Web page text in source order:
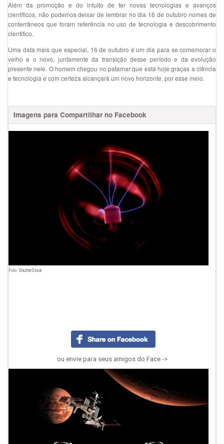
Além da promoção e do intuito de ter novas tecnologias e avanços
científicos, não podemos deixar de lembrar no dia 16 de outubro nomes de
conterrâneos que foram referência no uso de tecnologia e descobrimento
cientifico.
Uma data mais que especial, 16 de outubro é um dia para se comemorar o
velho e o novo, juntamente da transição desse período e da evolução
presente nele. O homem chegou no patamar que está hoje graças a ciência
e tecnologia e com certeza alcançará um novo horizonte, por esse meio.
Imagens para Compartilhar no Facebook
Foto: ShutterStock
ou envie para seus amigos do Face ->